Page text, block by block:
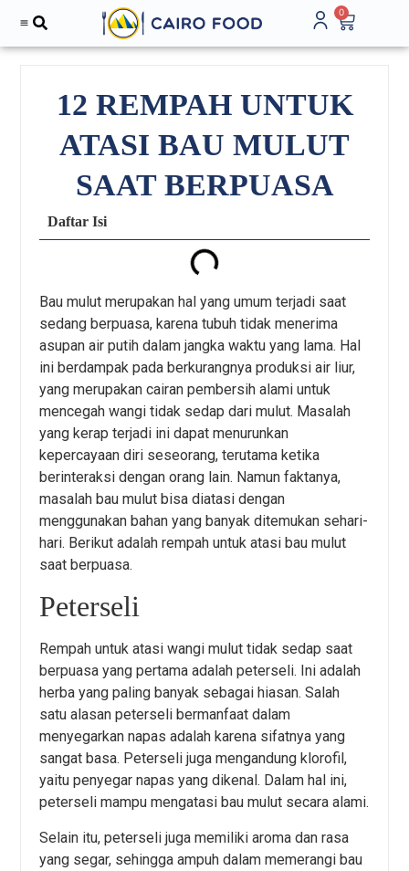
0
12 REMPAH UNTUK
ATASI BAU MULUT
SAAT BERPUASA
Daftar Isi
Bau mulut merupakan hal yang umum terjadi saat
sedang berpuasa, karena tubuh tidak menerima
asupan air putih dalam jangka waktu yang lama. Hal
ini berdampak pada berkurangnya produksi air liur,
yang merupakan cairan pembersih alami untuk
mencegah wangi tidak sedap dari mulut. Masalah
yang kerap terjadi ini dapat menurunkan
kepercayaan diri seseorang, terutama ketika
berinteraksi dengan orang lain. Namun faktanya,
masalah bau mulut bisa diatasi dengan
menggunakan bahan yang banyak ditemukan sehari-
hari. Berikut adalah rempah untuk atasi bau mulut
saat berpuasa.
Peterseli
Rempah untuk atasi wangi mulut tidak sedap saat
berpuasa yang pertama adalah peterseli. Ini adalah
herba yang paling banyak sebagai hiasan. Salah
satu alasan peterseli bermanfaat dalam
menyegarkan napas adalah karena sifatnya yang
sangat basa. Peterseli juga mengandung klorofil,
yaitu penyegar napas yang dikenal. Dalam hal ini,
peterseli mampu mengatasi bau mulut secara alami.
Selain itu, peterseli juga memiliki aroma dan rasa
yang segar, sehingga ampuh dalam memerangi bau